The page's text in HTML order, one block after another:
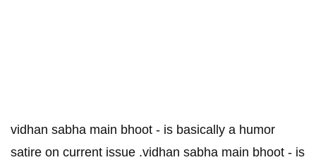
vidhan sabha main bhoot - is basically a humor
satire on current issue .vidhan sabha main bhoot - is